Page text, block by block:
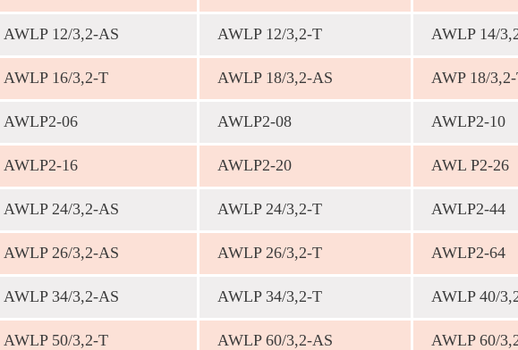
AWLP 12/3,2-AS AWLP 12/3,2-T AWLP 14/
AWLP 16/3,2-T AWLP 18/3,2-AS AWP 18/
AWLP2-06 AWLP2-08 AWLP2-10
AWLP2-16 AWLP2-20 AWL P2-26
AWLP 24/3,2-AS AWLP 24/3,2-T AWLP2-44
AWLP 26/3,2-AS AWLP 26/3,2-Т AWLP2-64
AWLP 34/3,2-AS AWLP 34/3,2-T AWLP 40/
AWLP 50/3,2-Т AWLP 60/3,2-AS AWLP 60/